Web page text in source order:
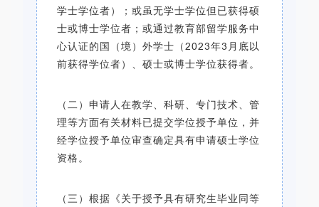
学士学位者）；或虽无学士学位但已获得硕
士或博士学位者；或通过教育部留学服务中
心认证的国（境）外学士（2023年3月底以
前获得学位者）、硕士或博士学位获得者。
（二）申请人在教学、科研、专门技术、管
理等方面有关材料已提交学位授予单位，并
经学位授予单位审查确定具有申请硕士学位
资格。
（三）根据《关于授予具有研究生毕业同等